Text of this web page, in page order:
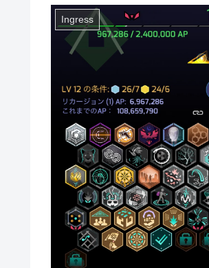
Ingress